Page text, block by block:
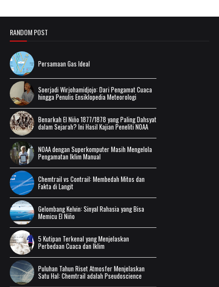
RANDOM POST
Persamaan Gas Ideal
Soerjadi Wirjohamidjojo: Dari Pengamat Cuaca
hingga Penulis Ensiklopedia Meteorologi
Benarkah El Niño 1877/1878 yang Paling Dahsyat
dalam Sejarah? Ini Hasil Kajian Peneliti NOAA
NOAA dengan Superkomputer Masih Mengelola
Pengamatan Iklim Manual
Chemtrail vs Contrail: Membedah Mitos dan
Fakta di Langit
Gelombang Kelvin: Sinyal Rahasia yang Bisa
Memicu El Niño
5 Kutipan Terkenal yang Menjelaskan
Perbedaan Cuaca dan Iklim
Puluhan Tahun Riset Atmosfer Menjelaskan
Satu Hal: Chemtrail adalah Pseudoscience